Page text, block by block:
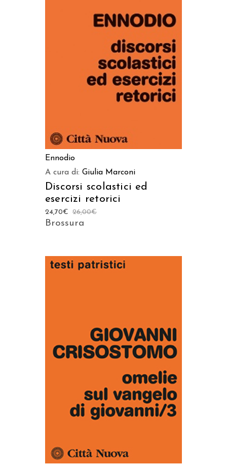
AGGIUNGI AL CARRELLO
Ennodio
A cura di: Giulia Marconi
Discorsi scolastici ed
esercizi retorici
26,00€
24,70€
Brossura
AGGIUNGI AL CARRELLO